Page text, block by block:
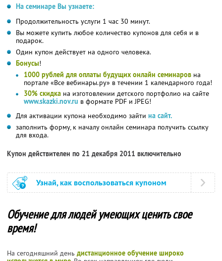
На семинаре Вы узнаете:
Продолжительность услуги 1 час 30 минут.
Вы можете купить любое количество купонов для себя и в
подарок.
Один купон действует на одного человека.
Бонусы!
1000 рублей для оплаты будущих онлайн семинаров на
портале «Все вебинары.ру» в течении 1 календарного года!
30% скидка на изготовлении детского портфолио на сайте
www.skazki.nov.ru в формате PDF и JPEG!
Для активации купона необходимо зайти на сайт.
заполнить форму, к началу онлайн семинара получить ссылку
для входа.
Купон действителен по 21 декабря 2011 включительно
Узнай, как воспользоваться купоном
Обучение для людей умеющих ценить свое
время!
На сегодняшний день дистанционное обучение широко